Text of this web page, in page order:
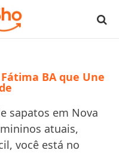
BA que Une
sapatos em Nova
atuais,
você está no